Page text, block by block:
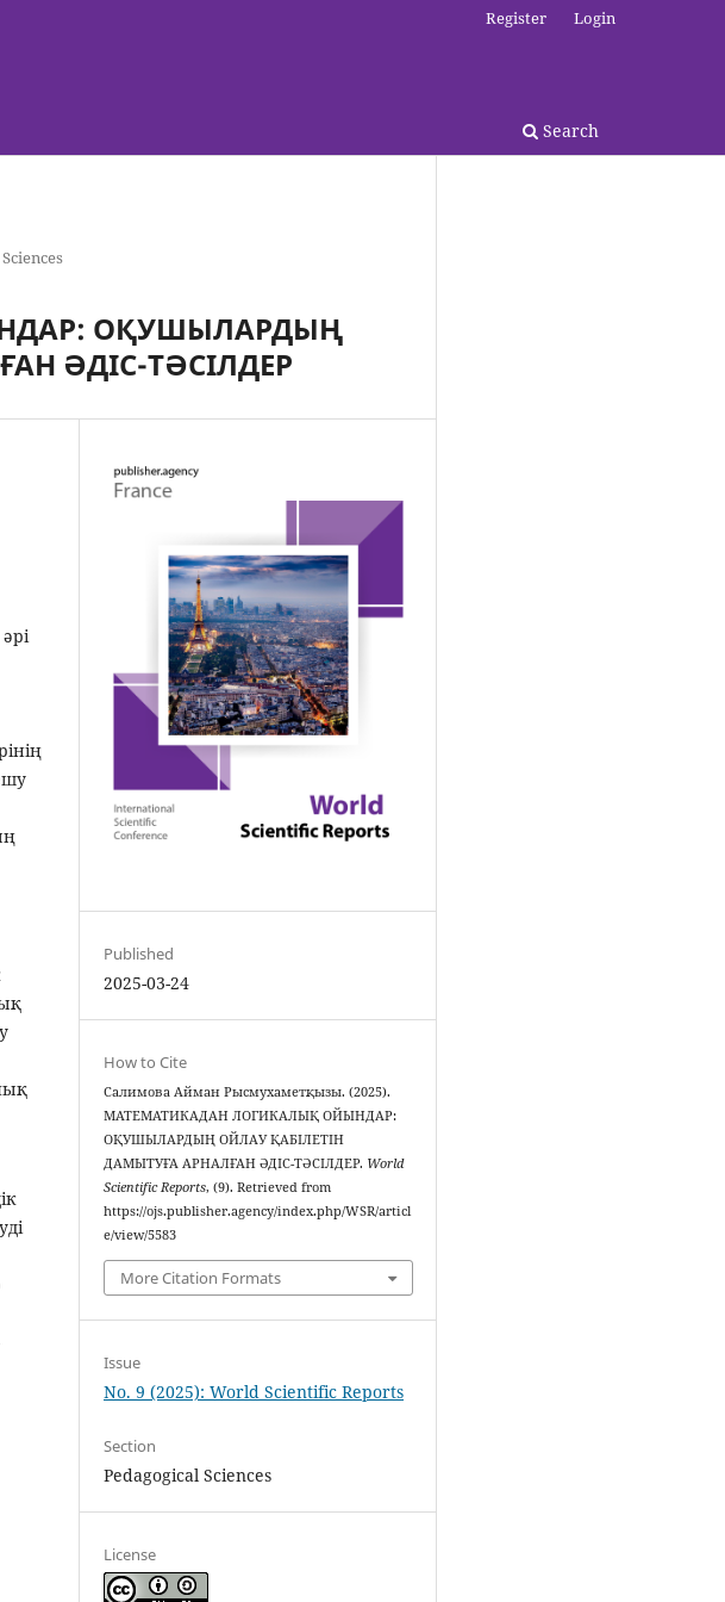
Search
Register Login
ОҚУШЫЛАРДЫҢ
ӘДІС-ТӘСІЛДЕР
Published
2025-03-24
How to Cite
Салимова Айман Рысмухаметқызы. (2025).
МАТЕМАТИКАДАН ЛОГИКАЛЫҚ ОЙЫНДАР:
ОҚУШЫЛАРДЫҢ ОЙЛАУ ҚАБІЛЕТІН
ДАМЫТУҒА АРНАЛҒАН ӘДІС-ТӘСІЛДЕР. World
Scientific Reports, (9). Retrieved from
https://ojs.publisher.agency/index.php/WSR/articl
e/view/5583
More Citation Formats
Issue
No. 9 (2025): World Scientific Reports
Section
Pedagogical Sciences
License